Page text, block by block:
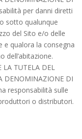
per danni diretti
sotto qualunque
del Sito e/o delle
qualora la consegna
dell’abitazione.
LA TUTELA DEL
DENOMINAZIONE DI
responsabilità sulle
o distributori.